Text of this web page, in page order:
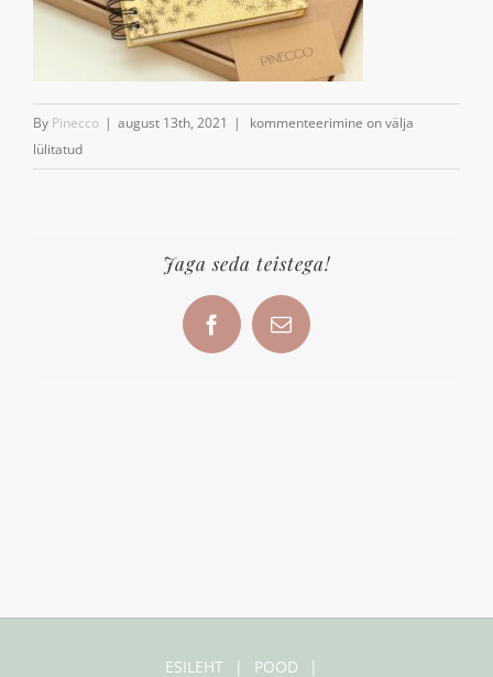
By Pinecco | august 13th, 2021 | Retseptiraamat
kommenteerimine on välja
lülitatud
Jaga seda teistega!
FacebookEmail
ESILEHT POOD